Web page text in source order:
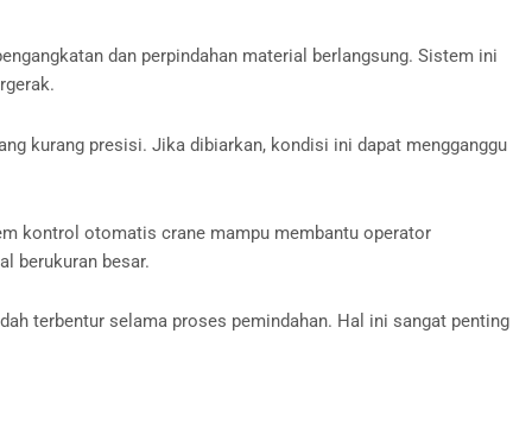
dan perpindahan material berlangsung. Sistem ini
kurang presisi. Jika dibiarkan, kondisi ini dapat mengganggu
kontrol otomatis crane mampu membantu operator
berukuran besar.
terbentur selama proses pemindahan. Hal ini sangat penting